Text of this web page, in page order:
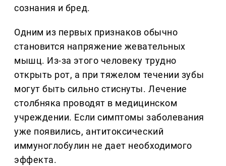
сознания и бред.
Одним из первых признаков обычно
становится напряжение жевательных
мышц. Из-за этого человеку трудно
открыть рот, а при тяжелом течении зубы
могут быть сильно стиснуты. Лечение
столбняка проводят в медицинском
учреждении. Если симптомы заболевания
уже появились, антитоксический
иммуноглобулин не дает необходимого
эффекта.